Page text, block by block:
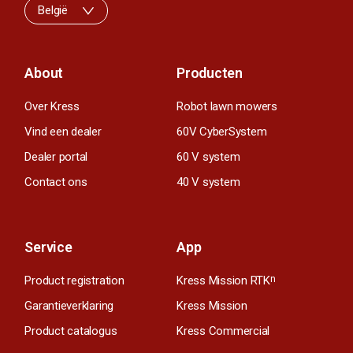
About
Over Kress
Vind een dealer
Dealer portal
Contact ons
Producten
Robot lawn mowers
60V CyberSystem
60 V system
40 V system
Service
Product registration
Garantieverklaring
Product catalogus
App
Kress Mission RTKn
Kress Mission
Kress Commercial
België